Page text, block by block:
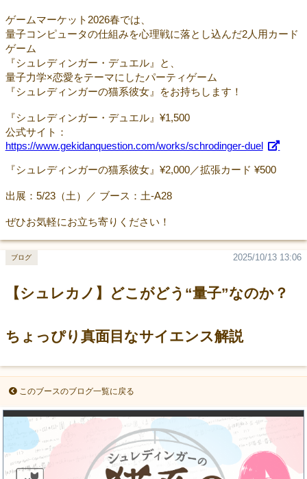
ゲームマーケット2026春では、
量子コンピュータの仕組みを心理戦に落とし込んだ2人用カード
ゲーム
『シュレディンガー・デュエル』と、
量子力学×恋愛をテーマにしたパーティゲーム
『シュレディンガーの猫系彼女』をお持ちします！
『シュレディンガー・デュエル』¥1,500
公式サイト：
https://www.gekidanquestion.com/works/schrodinger-duel
『シュレディンガーの猫系彼女』¥2,000／拡張カード ¥500
出展：5/23（土）／ ブース：土-A28
ぜひお気軽にお立ち寄りください！
【シュレカノ】どこがどう“量子”なのか？
ちょっぴり真面目なサイエンス解説
2025/10/13 13:06
ブログ
このブースのブログ一覧に戻る